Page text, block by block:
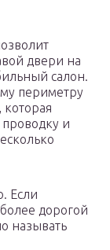
двери на
салон.
периметру
которая
и
Если
дорогой
называть